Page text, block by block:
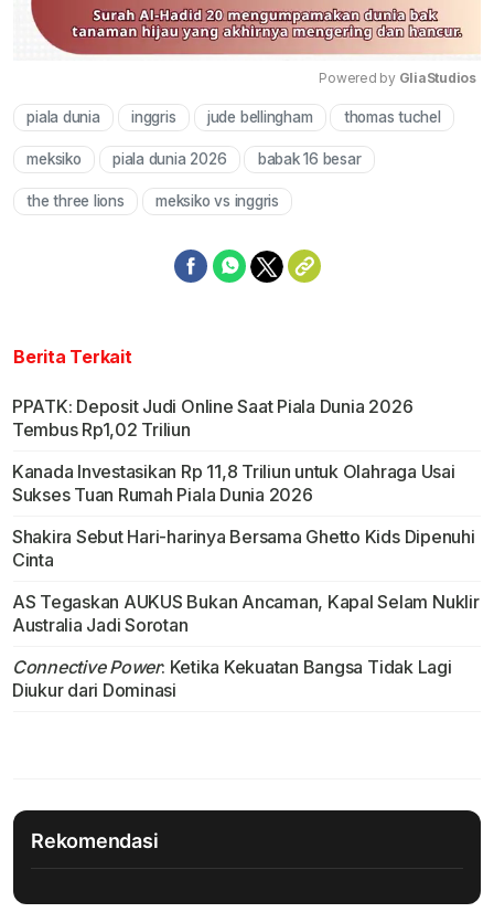
Mute
Powered by GliaStudios
piala dunia inggris jude bellingham thomas tuchel
meksiko piala dunia 2026 babak 16 besar
the three lions meksiko vs inggris
Berita Terkait
PPATK: Deposit Judi Online Saat Piala Dunia 2026
Tembus Rp1,02 Triliun
Kanada Investasikan Rp 11,8 Triliun untuk Olahraga Usai
Sukses Tuan Rumah Piala Dunia 2026
Shakira Sebut Hari-harinya Bersama Ghetto Kids Dipenuhi
Cinta
AS Tegaskan AUKUS Bukan Ancaman, Kapal Selam Nuklir
Australia Jadi Sorotan
Connective Power: Ketika Kekuatan Bangsa Tidak Lagi
Diukur dari Dominasi
Rekomendasi